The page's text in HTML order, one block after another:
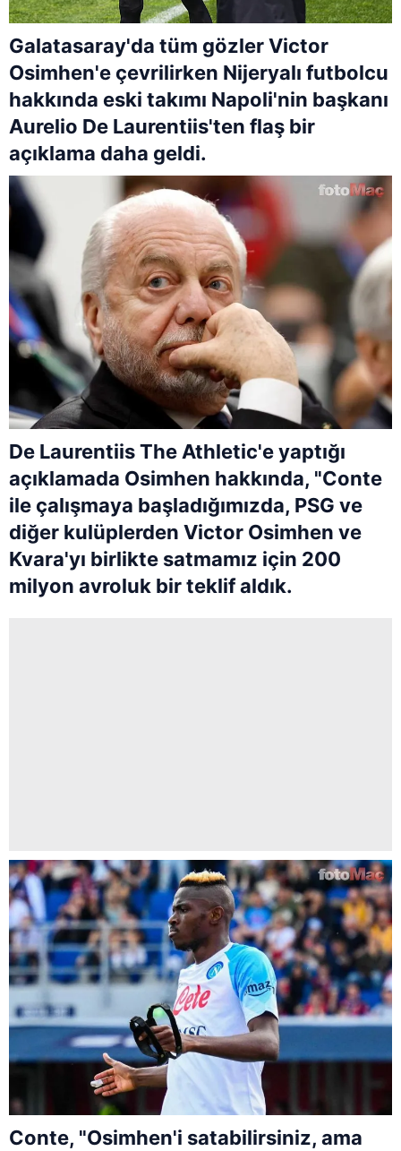
Galatasaray'da tüm gözler Victor
Osimhen'e çevrilirken Nijeryalı futbolcu
hakkında eski takımı Napoli'nin başkanı
Aurelio De Laurentiis'ten flaş bir
açıklama daha geldi.
De Laurentiis The Athletic'e yaptığı
açıklamada Osimhen hakkında, "Conte
ile çalışmaya başladığımızda, PSG ve
diğer kulüplerden Victor Osimhen ve
Kvara'yı birlikte satmamız için 200
milyon avroluk bir teklif aldık.
Conte, "Osimhen'i satabilirsiniz, ama